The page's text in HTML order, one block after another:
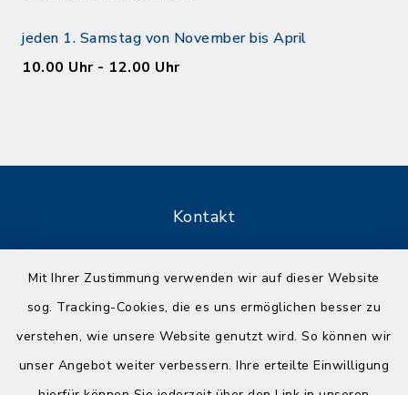
Mit Ihrer Zustimmung verwenden wir auf dieser Website
sog. Tracking-Cookies, die es uns ermöglichen besser zu
verstehen, wie unsere Website genutzt wird. So können wir
unser Angebot weiter verbessern. Ihre erteilte Einwilligung
jeden 1. Samstag von November bis April
10.00 Uhr - 12.00 Uhr
Kontakt
Datenschutz
Impressum